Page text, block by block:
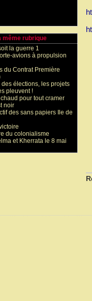
même rubrique
la guerre 1
avions à propulsion
du Contrat Première
des élections, les projets
pleuvent !
pour tout cramer
noir
des sans papiers Ile de
du colonialisme
et Kherrata le 8 mai